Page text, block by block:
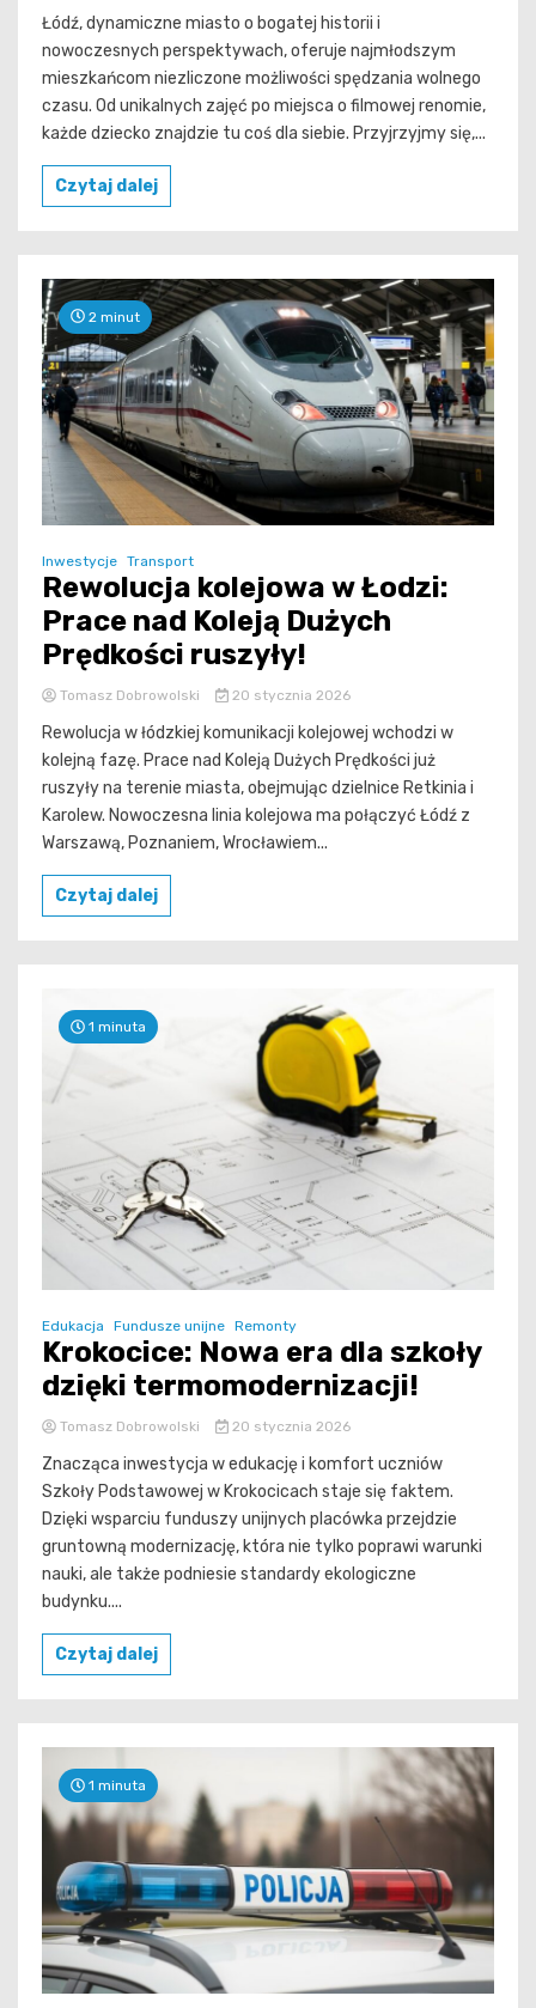
Łódź, dynamiczne miasto o bogatej historii i
nowoczesnych perspektywach, oferuje najmłodszym
mieszkańcom niezliczone możliwości spędzania wolnego
czasu. Od unikalnych zajęć po miejsca o filmowej renomie,
każde dziecko znajdzie tu coś dla siebie. Przyjrzyjmy się,...
Czytaj dalej
2 minut
Inwestycje Transport
Rewolucja kolejowa w Łodzi:
Prace nad Koleją Dużych
Prędkości ruszyły!
Tomasz Dobrowolski 20 stycznia 2026
Rewolucja w łódzkiej komunikacji kolejowej wchodzi w
kolejną fazę. Prace nad Koleją Dużych Prędkości już
ruszyły na terenie miasta, obejmując dzielnice Retkinia i
Karolew. Nowoczesna linia kolejowa ma połączyć Łódź z
Warszawą, Poznaniem, Wrocławiem...
Czytaj dalej
1 minuta
Edukacja Fundusze unijne Remonty
Krokocice: Nowa era dla szkoły
dzięki termomodernizacji!
Tomasz Dobrowolski 20 stycznia 2026
Znacząca inwestycja w edukację i komfort uczniów
Szkoły Podstawowej w Krokocicach staje się faktem.
Dzięki wsparciu funduszy unijnych placówka przejdzie
gruntowną modernizację, która nie tylko poprawi warunki
nauki, ale także podniesie standardy ekologiczne
budynku....
Czytaj dalej
1 minuta